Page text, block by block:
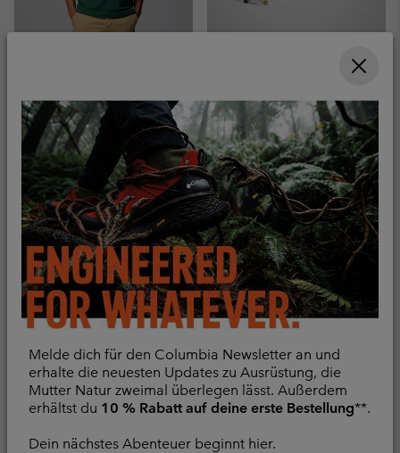
Melde dich für den Columbia Newsletter an und
erhalte die neuesten Updates zu Ausrüstung, die
Mutter Natur zweimal überlegen lässt. Außerdem
erhältst du 10 % Rabatt auf deine erste Bestellung**.
Dein nächstes Abenteuer beginnt hier.
Acker Rock™ kurzes
Strick-T-Shirt für Männer
Minimum sale price:
CHF 40.00 Maximum sale price:
CHF
56.00Regular price:
CHF 80.00
Bora Bora™ Retro II
Booney für Unisex
Schweißaufnahme
Sale price:
CHF 35.00Regular price:
CHF
50.00